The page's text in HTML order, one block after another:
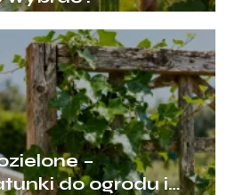
–
do ogrodu i